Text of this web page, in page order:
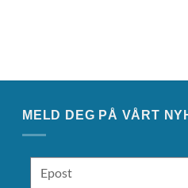
MELD DEG PÅ VÅRT